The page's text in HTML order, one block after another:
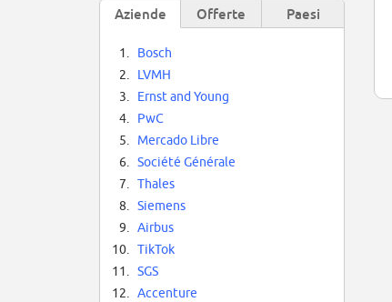
Aziende Offerte Paesi
1.
Bosch
2.
LVMH
3.
Ernst and Young
4.
PwC
5.
Mercado Libre
6.
Société Générale
7.
Thales
8.
Siemens
9.
Airbus
10.
TikTok
11.
SGS
12.
Accenture